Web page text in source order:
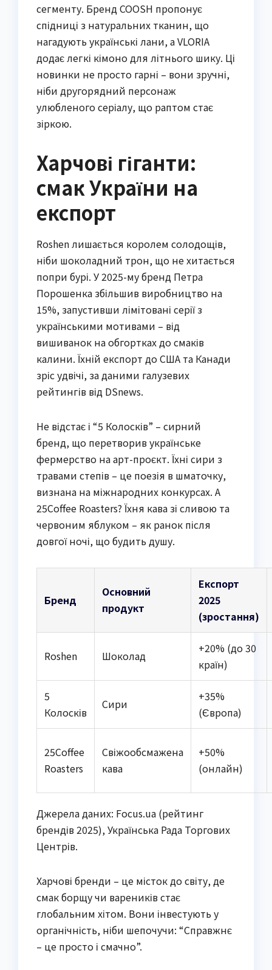
сегменту. Бренд COOSH пропонує
спідниці з натуральних тканин, що
нагадують українські лани, а VLORIA
додає легкі кімоно для літнього шику. Ці
новинки не просто гарні – вони зручні,
ніби другорядний персонаж
улюбленого серіалу, що раптом стає
зіркою.
Харчові гіганти:
смак України на
експорт
Roshen лишається королем солодощів,
ніби шоколадний трон, що не хитається
попри бурі. У 2025-му бренд Петра
Порошенка збільшив виробництво на
15%, запустивши лімітовані серії з
українськими мотивами – від
вишиванок на обгортках до смаків
калини. Їхній експорт до США та Канади
зріс удвічі, за даними галузевих
рейтингів від DSnews.
Не відстає і “5 Колосків” – сирний
бренд, що перетворив українське
фермерство на арт-проєкт. Їхні сири з
травами степів – це поезія в шматочку,
визнана на міжнародних конкурсах. А
25Coffee Roasters? Їхня кава зі сливою та
червоним яблуком – як ранок після
довгої ночі, що будить душу.
Бренд
Основний
продукт
Експорт
2025
(зростання)
Roshen Шоколад
+20% (до 30
країн)
5
Колосків
Сири
+35%
(Європа)
25Coffee
Roasters
Свіжообсмажена
кава
+50%
(онлайн)
Джерела даних: Focus.ua (рейтинг
брендів 2025), Українська Рада Торгових
Центрів.
Харчові бренди – це місток до світу, де
смак борщу чи вареників стає
глобальним хітом. Вони інвестують у
органічність, ніби шепочучи: “Справжнє
– це просто і смачно”.